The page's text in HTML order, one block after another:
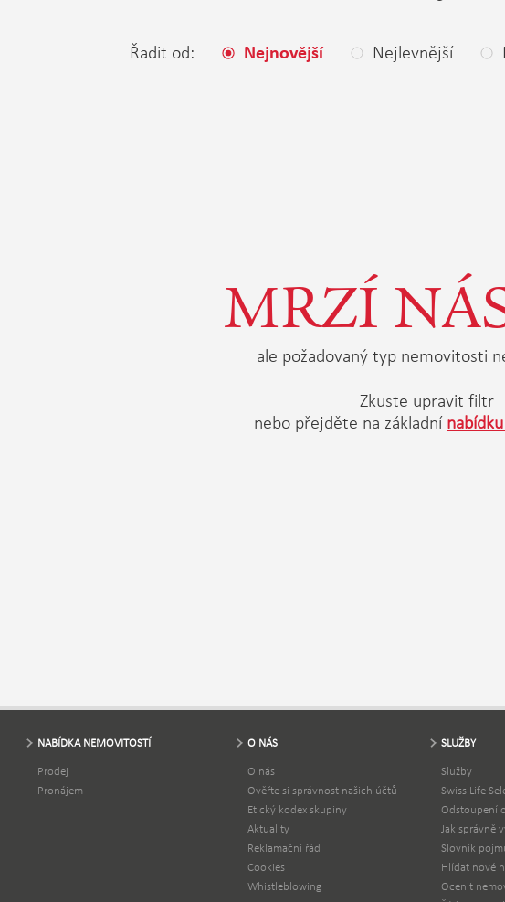
Řadit od: Nejnovější Nejlevnější
MRZÍ
ale požadovaný typ nemovitosti
Zkuste upravit filtr
nebo přejděte na základní
NABÍDKA NEMOVITOSTÍ
Prodej
Pronájem
O NÁS
O nás
Ověřte si správnost našich účtů
Etický kodex skupiny
Aktuality
Reklamační řád
Cookies
Whistleblowing
SLUŽBY
Služby
Swiss Life
Odstoupení
Jak správně
Slovník
Hlídat nové
Ocenit